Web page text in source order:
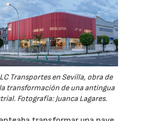
Transportes en Sevilla, obra de
transformación de una antingua
Fotografía: Juanca Lagares.